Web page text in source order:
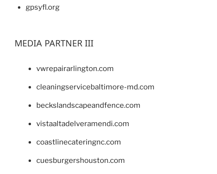
gpsyfl.org
MEDIA PARTNER III
vwrepairarlington.com
cleaningservicebaltimore-md.com
beckslandscapeandfence.com
vistaaltadelveramendi.com
coastlinecateringnc.com
cuesburgershouston.com